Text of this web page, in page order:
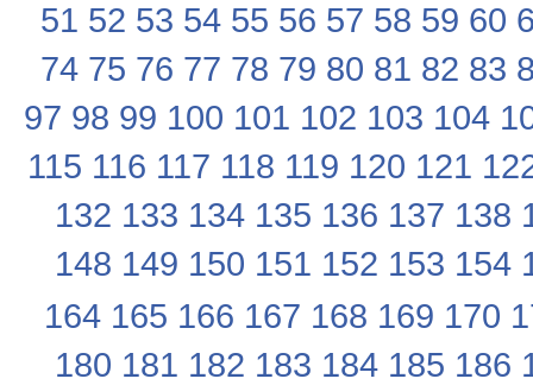
51 52 53 54 55 56 57 58 59 60
74 75 76 77 78 79 80 81 82 83
97 98 99 100 101 102 103 104
115 116 117 118 119 120 121
132 133 134 135 136 137 138
148 149 150 151 152 153 154
164 165 166 167 168 169 170
180 181 182 183 184 185 186